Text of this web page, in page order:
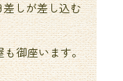
差しが差し込む
も御座います。